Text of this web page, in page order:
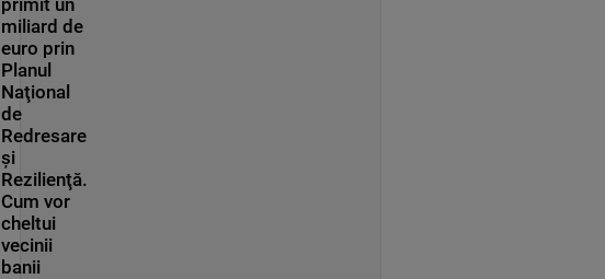
miliard de
euro prin
Planul
Naţional
de
Redresare
şi
Rezilienţă.
Cum vor
cheltui
vecinii
banii